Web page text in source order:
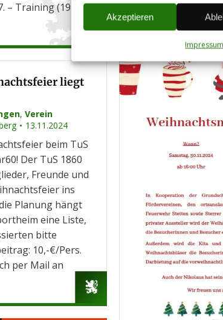
Akzeptieren
– Training (19
liegt
, Verein
13.11.2024
beim TuS
Der TuS 1860
Freunde und
ins
Planung hängt
eine Liste,
bitte
10,-€/Pers.
per Mail an